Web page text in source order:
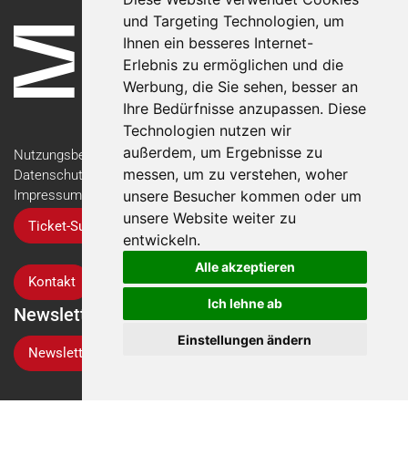
und Targeting Technologien, um
Ihnen ein besseres Internet-
Erlebnis zu ermöglichen und die
Werbung, die Sie sehen, besser an
Ihre Bedürfnisse anzupassen. Diese
Technologien nutzen wir
außerdem, um Ergebnisse zu
messen, um zu verstehen, woher
unsere Besucher kommen oder um
unsere Website weiter zu
entwickeln.
Alle akzeptieren
Ich lehne ab
Einstellungen ändern
Nutzungsbedingungen
Datenschutzerklärung
Impressum
Ticket-Support
Kontakt
Newsletter
Newsletter-Anmeldung